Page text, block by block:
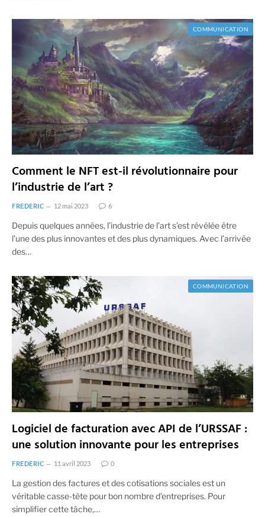
COMMUNICATION
Comment le NFT est-il révolutionnaire pour
l’industrie de l’art ?
FREDERIC 12 mai 2023 6
Depuis quelques années, l’industrie de l’art s’est révélée être
l’une des plus innovantes et des plus dynamiques. Avec l’arrivée
des…
COMMUNICATION
Logiciel de facturation avec API de l’URSSAF :
une solution innovante pour les entreprises
FREDERIC 11 avril 2023 0
La gestion des factures et des cotisations sociales est un
véritable casse-tête pour bon nombre d’entreprises. Pour
simplifier cette tâche,…